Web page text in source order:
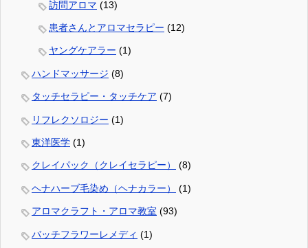
訪問アロマ (13)
患者さんとアロマセラピー (12)
ヤングケアラー (1)
ハンドマッサージ (8)
タッチセラピー・タッチケア (7)
リフレクソロジー (1)
東洋医学 (1)
クレイパック（クレイセラピー） (8)
ヘナハーブ毛染め（ヘナカラー） (1)
アロマクラフト・アロマ教室 (93)
バッチフラワーレメディ (1)